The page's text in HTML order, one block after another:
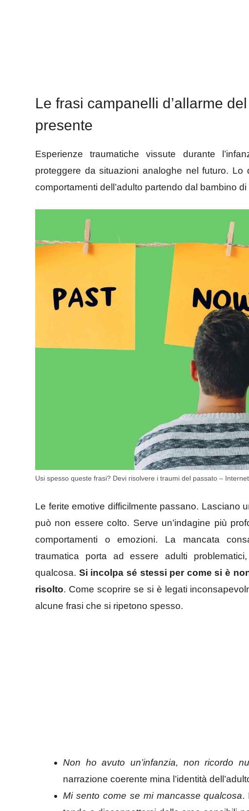
Le frasi campanelli d’allarme
presente
Esperienze traumatiche vissute durante
proteggere da situazioni analoghe nel futuro.
comportamenti dell’adulto partendo dal bambino di
Usi spesso queste frasi? Devi risolvere i traumi del passato –
Le ferite emotive difficilmente passano. Lasciano
può non essere colto. Serve un’indagine più
comportamenti o emozioni. La mancata
traumatica porta ad essere adulti
qualcosa. Si incolpa sé stessi per come si è
risolto. Come scoprire se si è legati
alcune frasi che si ripetono spesso.
Non ho avuto un’infanzia, non ricordo
narrazione coerente mina l’identità
Mi sento come se mi mancasse qualcosa.